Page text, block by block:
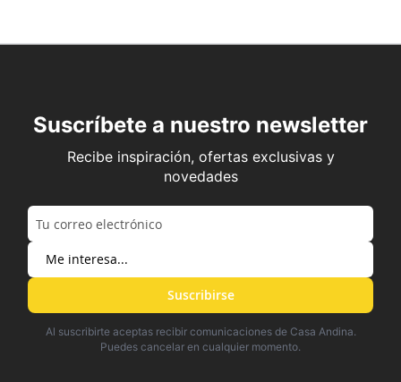
Suscríbete a nuestro newsletter
Recibe inspiración, ofertas exclusivas y
novedades
Suscribirse
Al suscribirte aceptas recibir comunicaciones de Casa Andina.
Puedes cancelar en cualquier momento.